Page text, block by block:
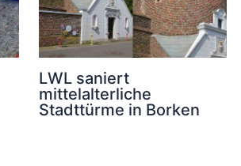
LWL saniert
mittelalterliche
Stadttürme in Borken